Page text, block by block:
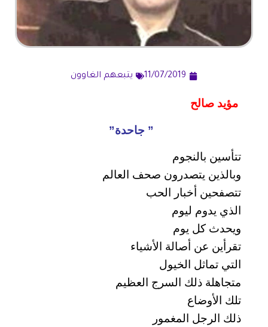
11/07/2019 يتبعهم الغاوون
مؤيد صالح
” جاحدة”
تتأسين بالنجوم
وبالذين يتصدرون صحف العالم
تتصفحين أخبار الحب
الذي يدوم ليوم
ويحدث كل يوم
تقرأين عن أصالة الأشياء
التي تماثل الخيول
متجاهلة ذلك السرج العظيم
تلك الأوضاع
ذلك الرجل المغمور